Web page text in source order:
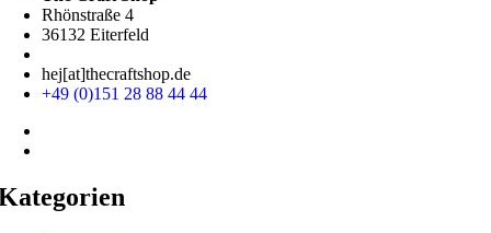
Rhönstraße 4
36132 Eiterfeld
hej[at]thecraftshop.de
+49 (0)151 28 88 44 44